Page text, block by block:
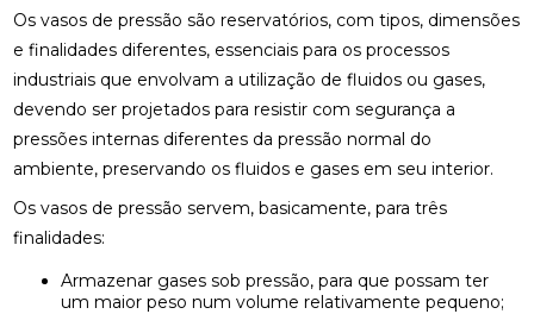
Os vasos de pressão são reservatórios, com tipos, dimensões
e finalidades diferentes, essenciais para os processos
industriais que envolvam a utilização de fluidos ou gases,
devendo ser projetados para resistir com segurança a
pressões internas diferentes da pressão normal do
ambiente, preservando os fluidos e gases em seu interior.
Os vasos de pressão servem, basicamente, para três
finalidades:
Armazenar gases sob pressão, para que possam ter
um maior peso num volume relativamente pequeno;